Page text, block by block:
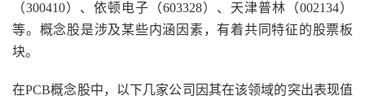
（300410）、依顿电子（603328）、天津普林（002134）
等。概念股是涉及某些内涵因素，有着共同特征的股票板
块。
在PCB概念股中，以下几家公司因其在该领域的突出表现值